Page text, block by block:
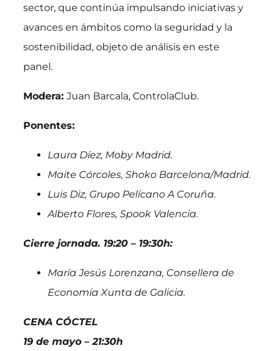
sector, que continúa impulsando iniciativas y
avances en ámbitos como la seguridad y la
sostenibilidad, objeto de análisis en este
panel.
Modera: Juan Barcala, ControlaClub.
Ponentes:
Laura Díez, Moby Madrid.
Maite Córcoles, Shoko Barcelona/Madrid.
Luis Diz, Grupo Pelícano A Coruña.
Alberto Flores, Spook Valencia.
Cierre jornada. 19:20 – 19:30h:
María Jesús Lorenzana, Consellera de
Economía Xunta de Galicia.
CENA CÓCTEL
19 de mayo – 21:30h